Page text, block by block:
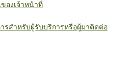
องเจ้าหน้าที่
รสำหรับผู้รับบริการหรือผู้มาติดต่อ